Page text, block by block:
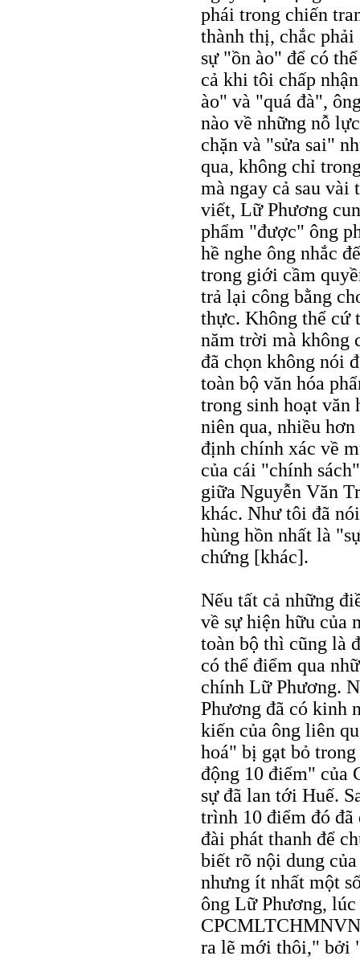
phái trong chiến
thành thị, chắc
sự "ồn ào" để có
cả khi tôi chấp
ào" và "quá đà",
nào về những nỗ
chặn và "sửa sai"
qua, không chỉ
mà ngay cả sau vài
viết, Lữ Phương
phẩm "được" ông
hề nghe ông nhắc
trong giới cầm
trả lại công bằng
thực. Không thể cứ
năm trời mà không
đã chọn không nói
toàn bộ văn hóa
trong sinh hoạt văn
niên qua, nhiều
định chính xác về
của cái "chính
giữa Nguyễn Văn
khác. Như tôi đã
hùng hồn nhất là
chứng [khác].
Nếu tất cả những
về sự hiện hữu của
toàn bộ thì cũng là
có thể điểm qua
chính Lữ Phương.
Phương đã có kinh
kiến của ông liên
hoá" bị gạt bỏ
động 10 điểm" của
sự đã lan tới Huế.
trình 10 điểm đó
đài phát thanh để
biết rõ nội dung
nhưng ít nhất một
ông Lữ Phương,
ra lẽ mới thôi," bởi